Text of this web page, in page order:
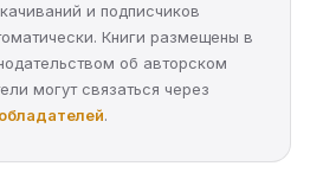
и подписчиков
Книги размещены в
об авторском
могут связаться через
.